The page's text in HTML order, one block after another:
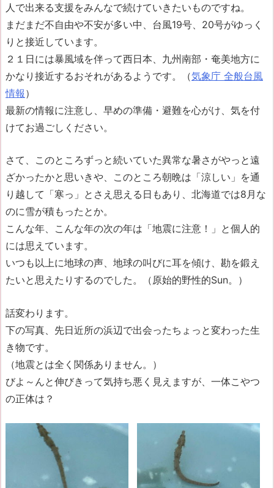
人で出来る支援をみんなで続けていきたいものですね。
まだまだ不自由や不安が多い中、 台風19号、20号がゆっく
りと接近しています。
２１日には暴風域を伴って西日本、九州南部・奄美地方に
かなり接近するおそれがあるようです。（気象庁 全般台風
情報 ）
最新の情報に注意し、早めの準備・避難を心がけ、気を付
けてお過ごしください。
さて、このところずっと続いていた異常な暑さがやっと遠
ざかったかと思いきや、このところ朝晩は「涼しい」を通
り越して「寒っ」とさえ思える日もあり、北海道では8月な
のに雪が積もったとか。
こんな年、こんな年の次の年は「地震に注意！」と個人的
には思えています。
いつも以上に地球の声、地球の叫びに耳を傾け、勘を鍛え
たいと思えたりするのでした。（原始的野性的Sun。）
話変わります。
下の写真、先日近所の浜辺で出会ったちょっと変わった生
き物です。
（地震とは全く関係ありません。）
びよ～んと伸びきって気持ち悪く見えますが、一体こやつ
の正体は？